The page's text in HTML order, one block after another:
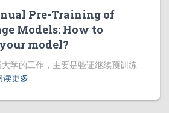
Pre-Training of
Models: How to
model?
学的工作，主要是验证继续预训练
读更多…